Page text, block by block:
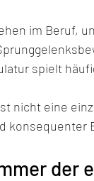
im Beruf,
spielt
nicht eine
konsequenter
der